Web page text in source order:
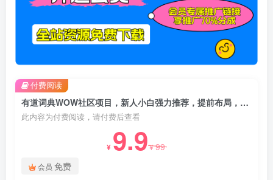
有道词典WOW社区项目，新人小白强力推荐，提前布局，高速上升期，蓝海项目【揭秘】
此内容为付费阅读，请付费后查看
¥ 9.9¥99
会员 免费
付费阅读